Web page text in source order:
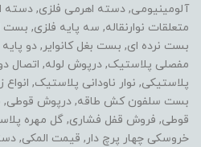
آلومینیومی, دسته اهرمی فلزی,
متعلقات نوارنقاله, سه پایه فلزی,
بست نرده ای, بست بغل کانوایر, دو
مفصلی پلاستیک, درپوش لوله, اتصال دو
پلاستیکی, نوار ناودانی پلاستیک,
بست سلفون کش طاقه, درپوش قوطی,
قوطی, فروش قفل فشاری, گل مهره
خروسکی چهار پرچ دار, قیمت المکی,